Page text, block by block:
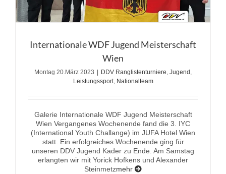
Internationale WDF Jugend Meisterschaft
Wien
Montag 20.März 2023 | DDV Ranglistenturniere Jugend
Leistungssport, Nationalteam
Galerie Internationale WDF Jugend Meisterschaft
Wien Vergangenes Wochenende fand die 3. IYC
(International Youth Challange) im JUFA Hotel Wien
statt. Ein erfolgreiches Wochenende ging für
unseren DDV Jugend Kader zu Ende. Am Samstag
erlangten wir mit Yorick Hofkens und Alexander
Steinmetzmehr